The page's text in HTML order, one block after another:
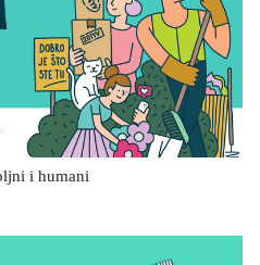
i humani